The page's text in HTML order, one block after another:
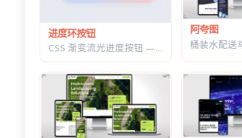
进度环按钮
CSS 渐变流光进度按钮 — 底部光晕描边，悬停自动涨进度
阿夸图